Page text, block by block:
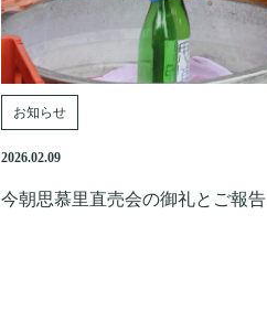
お知らせ
2026.02.09
今朝思慕里直売会の御礼とご報告